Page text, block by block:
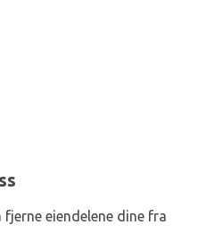
eiendelene dine fra